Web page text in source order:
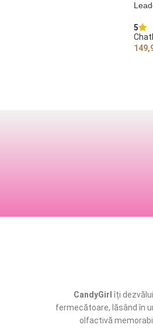
5
CandyGirl îți
fermecătoare, lăsând în
olfactivă